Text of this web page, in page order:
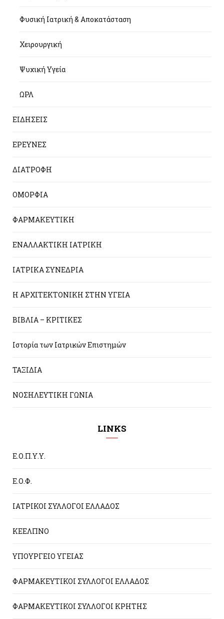
Φυσική Ιατρική & Αποκατάσταση
Χειρουργική
Ψυχική Υγεία
ΩΡΛ
ΕΙΔΗΣΕΙΣ
ΕΡΕΥΝΕΣ
ΔΙΑΤΡΟΦΗ
ΟΜΟΡΦΙΑ
ΦΑΡΜΑΚΕΥΤΙΚΗ
ΕΝΑΛΛΑΚΤΙΚΗ ΙΑΤΡΙΚΗ
ΙΑΤΡΙΚΑ ΣΥΝΕΔΡΙΑ
Η ΑΡΧΙΤΕΚΤΟΝΙΚΗ ΣΤΗΝ ΥΓΕΙΑ
ΒΙΒΛΙΑ – ΚΡΙΤΙΚΕΣ
Ιστορία των Ιατρικών Επιστημών
ΤΑΞΙΔΙΑ
ΝΟΣΗΛΕΥΤΙΚΗ ΓΩΝΙΑ
LINKS
Ε.Ο.Π.Υ.Υ.
Ε.Ο.Φ.
ΙΑΤΡΙΚΟΙ ΣΥΛΛΟΓΟΙ ΕΛΛΑΔΟΣ
ΚΕΕΛΠΝΟ
ΥΠΟΥΡΓΕΙΟ ΥΓΕΙΑΣ
ΦΑΡΜΑΚΕΥΤΙΚΟΙ ΣΥΛΛΟΓΟΙ ΕΛΛΑΔΟΣ
ΦΑΡΜΑΚΕΥΤΙΚΟΙ ΣΥΛΛΟΓΟΙ ΚΡΗΤΗΣ